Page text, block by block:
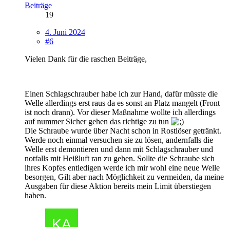
Beiträge
19
4. Juni 2024
#6
Vielen Dank für die raschen Beiträge,
Einen Schlagschrauber habe ich zur Hand, dafür müsste die
Welle allerdings erst raus da es sonst an Platz mangelt (Front
ist noch drann). Vor dieser Maßnahme wollte ich allerdings
auf nummer Sicher gehen das richtige zu tun
Die Schraube wurde über Nacht schon in Rostlöser getränkt.
Werde noch einmal versuchen sie zu lösen, andernfalls die
Welle erst demontieren und dann mit Schlagschrauber und
notfalls mit Heißluft ran zu gehen. Sollte die Schraube sich
ihres Kopfes entledigen werde ich mir wohl eine neue Welle
besorgen, Gilt aber nach Möglichkeit zu vermeiden, da meine
Ausgaben für diese Aktion bereits mein Limit überstiegen
haben.